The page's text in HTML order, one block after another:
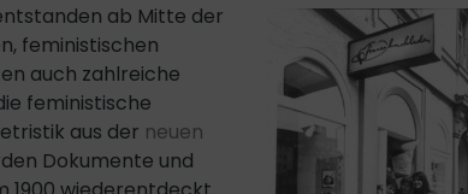
ab Mitte der
feministischen
auch zahlreiche
feministische
aus der neuen
Dokumente und